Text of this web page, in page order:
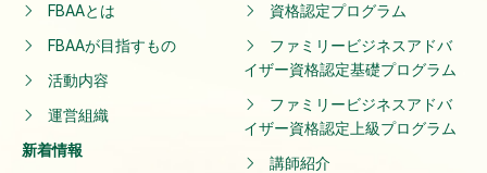
FBAAとは
FBAAが目指すもの
活動内容
運営組織
新着情報
資格認定プログラム
ファミリービジネスアドバ
イザー資格認定基礎プログラム
ファミリービジネスアドバ
イザー資格認定上級プログラム
講師紹介